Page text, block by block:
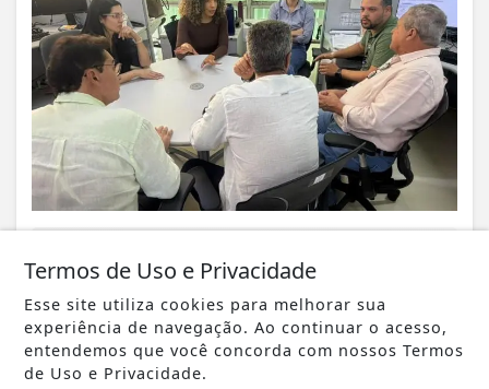
VISUALIZAR
ESPORTES
Termos de Uso e Privacidade
Esse site utiliza cookies para melhorar sua
experiência de navegação. Ao continuar o acesso,
entendemos que você concorda com nossos Termos
de Uso e Privacidade.